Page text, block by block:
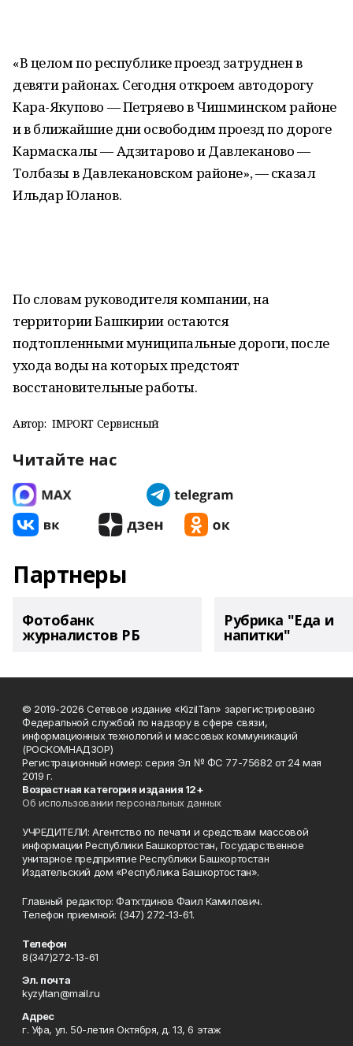
«В целом по республике проезд затруднен в
девяти районах. Сегодня откроем автодорогу
Кара-Якупово — Петряево в Чишминском районе
и в ближайшие дни освободим проезд по дороге
Кармаскалы — Адзитарово и Давлеканово —
Толбазы в Давлекановском районе», — сказал
Ильдар Юланов.
По словам руководителя компании, на
территории Башкирии остаются
подтопленными муниципальные дороги, после
ухода воды на которых предстоят
восстановительные работы.
Автор: IMPORT Сервисный
Читайте нас
Партнеры
Фотобанк
журналистов РБ
Рубрика "Еда и
напитки"
© 2019-2026 Сетевое издание «KizilTan» зарегистрировано
Федеральной службой по надзору в сфере связи,
информационных технологий и массовых коммуникаций
(РОСКОМНАДЗОР)
Регистрационный номер: серия Эл № ФС 77-75682 от 24 мая
2019 г.
Возрастная категория издания 12+
Об использовании персональных данных
УЧРЕДИТЕЛИ: Агентство по печати и средствам массовой
информации Республики Башкортостан, Государственное
унитарное предприятие Республики Башкортостан
Издательский дом «Республика Башкортостан».
Главный редактор: Фатхтдинов Фаил Камилович.
Телефон приемной: (347) 272-13-61.
Телефон
8(347)272-13-61
Эл. почта
kyzyltan@mail.ru
Адрес
г. Уфа, ул. 50-летия Октября, д. 13, 6 этаж